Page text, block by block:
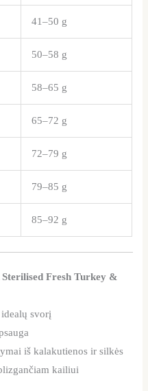
41–50 g
50–58 g
58–65 g
65–72 g
72–79 g
79–85 g
85–92 g
Fresh Turkey &
svorį
iš kalakutienos ir silkės
kailiui